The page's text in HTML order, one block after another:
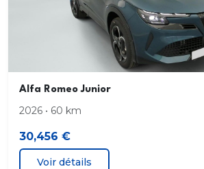
Combiné d'instruments digital 10
Sélecteur de mode de conduite
latéreux et rideaux)
Alfa Romeo Junior
2026 • 60 km
30,456 €
Voir détails